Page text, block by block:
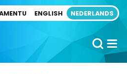
ENGLISH NEDERLANDS